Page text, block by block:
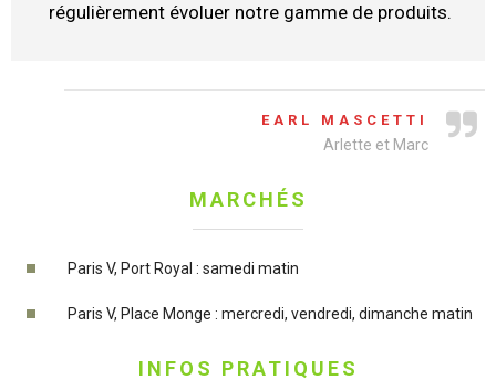
régulièrement évoluer notre gamme de produits.
EARL MASCETTI
Arlette et Marc
MARCHÉS
Paris V, Port Royal : samedi matin
Paris V, Place Monge : mercredi, vendredi, dimanche matin
INFOS PRATIQUES